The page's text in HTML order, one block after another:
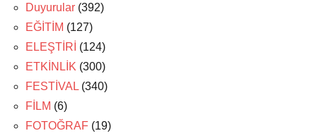
Duyurular (392)
EĞİTİM (127)
ELEŞTİRİ (124)
ETKİNLİK (300)
FESTİVAL (340)
FİLM (6)
FOTOĞRAF (19)